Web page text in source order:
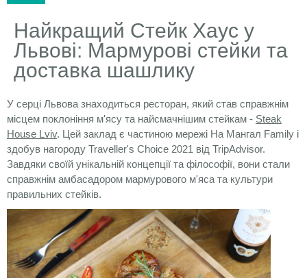
Найкращий Стейк Хаус у
Львові: Мармурові стейки та
доставка шашлику
У серці Львова знаходиться ресторан, який став справжнім
місцем поклоніння м'ясу та найсмачнішим стейкам - Steak
House Lviv. Цей заклад є частиною мережі На Мангал Family і
здобув нагороду Traveller's Choice 2021 від TripAdvisor.
Завдяки своїй унікальній концепції та філософії, вони стали
справжнім амбасадором мармурового м'яса та культури
правильних стейків.